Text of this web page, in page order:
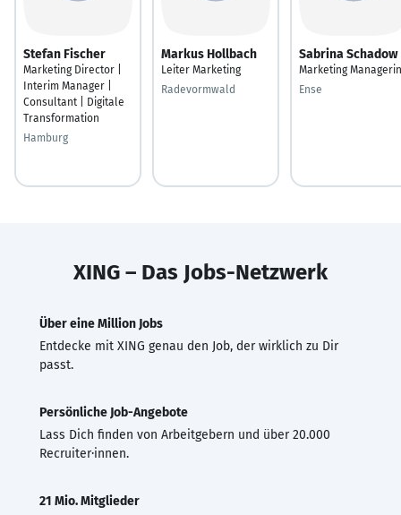
Stefan Fischer
Marketing Director |
Interim Manager |
Consultant | Digitale
Transformation
Hamburg
Markus Hollbach
Leiter Marketing
Radevormwald
Sabrina Schadow
Marketing Managerin
Ense
XING – Das Jobs-Netzwerk
Über eine Million Jobs
Entdecke mit XING genau den Job, der wirklich zu Dir
passt.
Persönliche Job-Angebote
Lass Dich finden von Arbeitgebern und über 20.000
Recruiter·innen.
21 Mio. Mitglieder